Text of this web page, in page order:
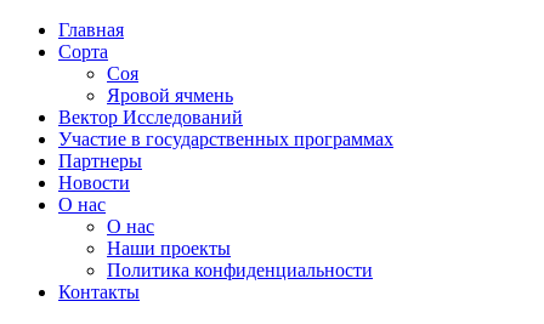
Главная
Сорта
Соя
Яровой ячмень
Вектор Исследований
Участие в государственных программах
Партнеры
Новости
О нас
О нас
Наши проекты
Политика конфиденциальности
Контакты